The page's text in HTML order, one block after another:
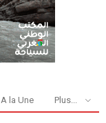
A la Une Plus...